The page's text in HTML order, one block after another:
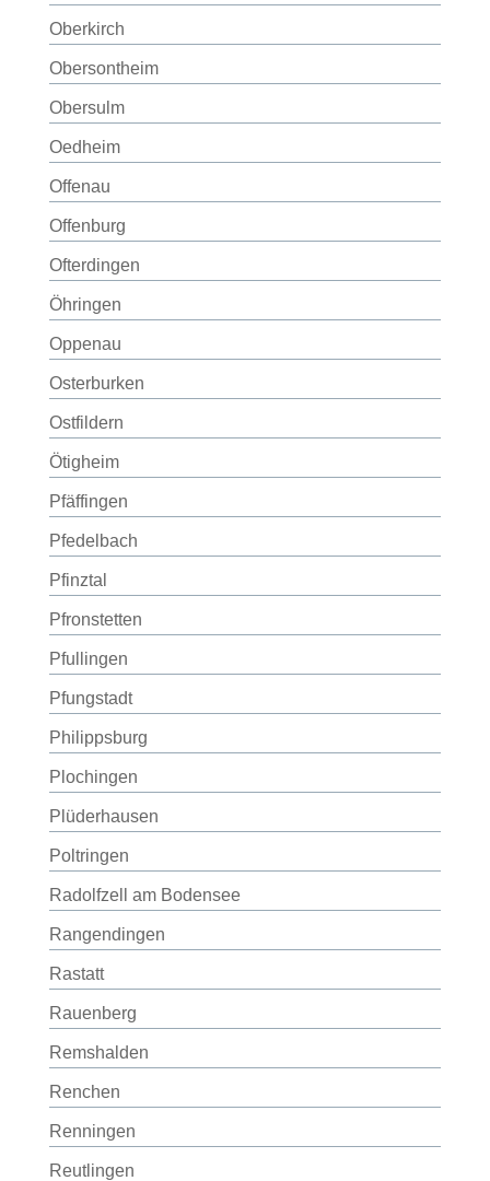
Oberkirch
Obersontheim
Obersulm
Oedheim
Offenau
Offenburg
Ofterdingen
Öhringen
Oppenau
Osterburken
Ostfildern
Ötigheim
Pfäffingen
Pfedelbach
Pfinztal
Pfronstetten
Pfullingen
Pfungstadt
Philippsburg
Plochingen
Plüderhausen
Poltringen
Radolfzell am Bodensee
Rangendingen
Rastatt
Rauenberg
Remshalden
Renchen
Renningen
Reutlingen